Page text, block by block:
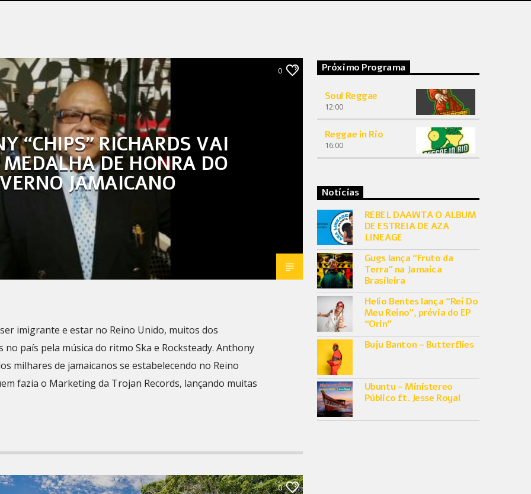
0
“CHIPS” RICHARDS VAI
DE HONRA DO
JAMAICANO
imigrante e estar no Reino Unido, muitos dos
país pela música do ritmo Ska e Rocksteady. Anthony
milhares de jamaicanos se estabelecendo no Reino
fazia o Marketing da Trojan Records, lançando muitas
0
Próximo Programa
Soul Reggae
12:00
Reggae in Rio
16:00
Notícias
REBEL DAAWTA O ALBUM
DE ESTREIA DE AZA
LINEAGE
Gugs lança “Fruto da
Terra” na Jamaica
Brasileira
Helio Bentes lança “Rei Do
Meu Reino”, prévia do EP
“Orin”
Buju Banton – Butterflies
Ubuntu – Ministereo
Público ft. Jesse Royal